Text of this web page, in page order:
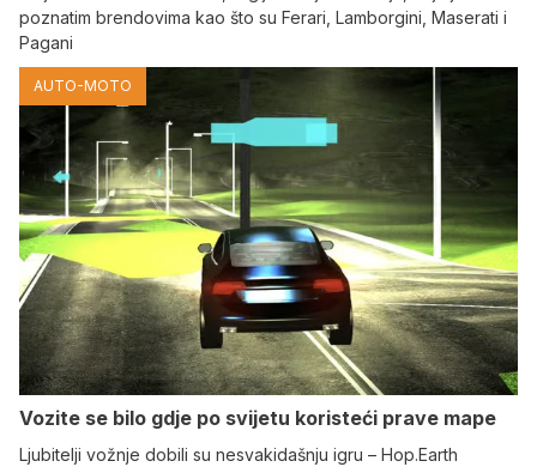
poznatim brendovima kao što su Ferari, Lamborgini, Maserati i
Pagani
AUTO-MOTO
Vozite se bilo gdje po svijetu koristeći prave mape
Ljubitelji vožnje dobili su nesvakidašnju igru – Hop.Earth